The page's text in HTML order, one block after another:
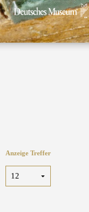
Anzeige Treffer